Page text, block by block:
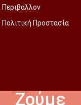
Περιβάλλον
Πολιτική Προστασία
Ζούμε